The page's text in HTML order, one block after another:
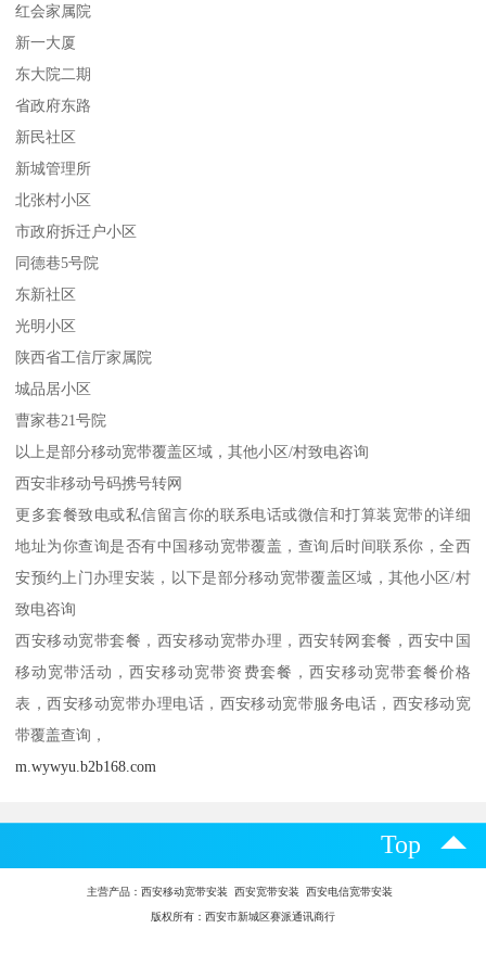
红会家属院
新一大厦
东大院二期
省政府东路
新民社区
新城管理所
北张村小区
市政府拆迁户小区
同德巷5号院
东新社区
光明小区
陕西省工信厅家属院
城品居小区
曹家巷21号院
以上是部分移动宽带覆盖区域，其他小区/村致电咨询
西安非移动号码携号转网
更多套餐致电或私信留言你的联系电话或微信和打算装宽带的详细
地址为你查询是否有中国移动宽带覆盖，查询后时间联系你，全西
安预约上门办理安装，以下是部分移动宽带覆盖区域，其他小区/村
致电咨询
西安移动宽带套餐，西安移动宽带办理，西安转网套餐，西安中国
移动宽带活动，西安移动宽带资费套餐，西安移动宽带套餐价格
表，西安移动宽带办理电话，西安移动宽带服务电话，西安移动宽
带覆盖查询，
m.wywyu.b2b168.com
Top
主营产品： 西安移动宽带安装 西安宽带安装 西安电信宽带安装
版权所有：西安市新城区赛派通讯商行